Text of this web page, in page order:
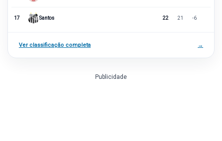
17 Santos 22 21 -6
Ver classificação completa →
Publicidade